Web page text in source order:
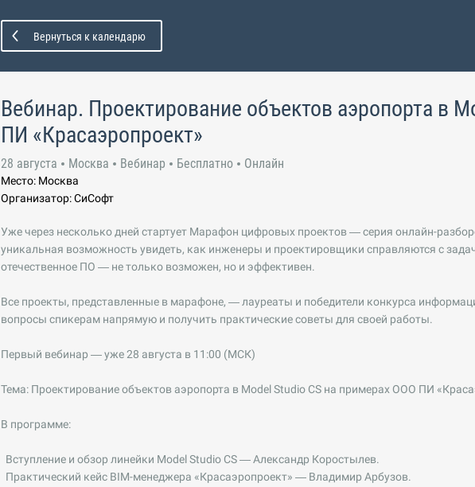
Вернуться к календарю
Вебинар. Проектирование объектов аэропорта в
ПИ «Красаэропроект»
28 августа Москва Вебинар Бесплатно Онлайн
Место: Москва
Организатор: СиСофт
Уже через несколько дней стартует Марафон цифровых проектов — серия онлайн-
уникальная возможность увидеть, как инженеры и проектировщики справляются с
отечественное ПО — не только возможен, но и эффективен.
Все проекты, представленные в марафоне, — лауреаты и победители конкурса
вопросы спикерам напрямую и получить практические советы для своей работы.
Первый вебинар — уже 28 августа в 11:00 (МСК)
Тема: Проектирование объектов аэропорта в Model Studio CS на примерах ООО ПИ
В программе:
Вступление и обзор линейки Model Studio CS — Александр Коростылев.
Практический кейс BIM-менеджера «Красаэропроект» — Владимир Арбузов.